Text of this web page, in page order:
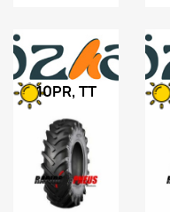
10PR, TT